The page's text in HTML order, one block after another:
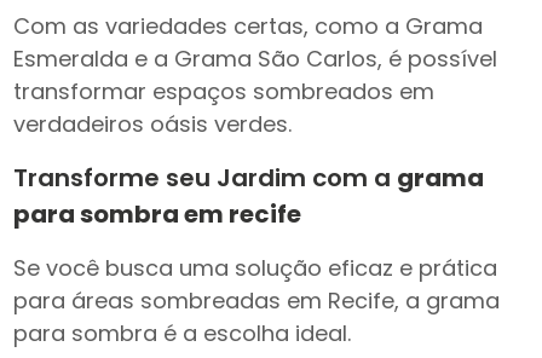
Com as variedades certas, como a Grama
Esmeralda e a Grama São Carlos, é possível
transformar espaços sombreados em
verdadeiros oásis verdes.
Transforme seu Jardim com a grama
para sombra em recife
Se você busca uma solução eficaz e prática
para áreas sombreadas em Recife, a grama
para sombra é a escolha ideal.